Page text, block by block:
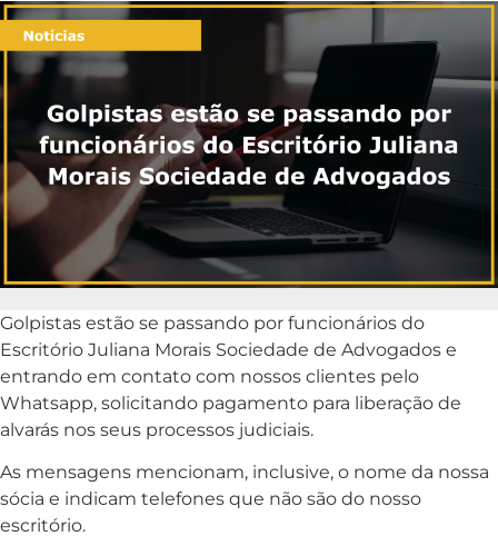
Golpistas estão se passando por funcionários do
Escritório Juliana Morais Sociedade de Advogados e
entrando em contato com nossos clientes pelo
Whatsapp, solicitando pagamento para liberação de
alvarás nos seus processos judiciais.
As mensagens mencionam, inclusive, o nome da nossa
sócia e indicam telefones que não são do nosso
escritório.